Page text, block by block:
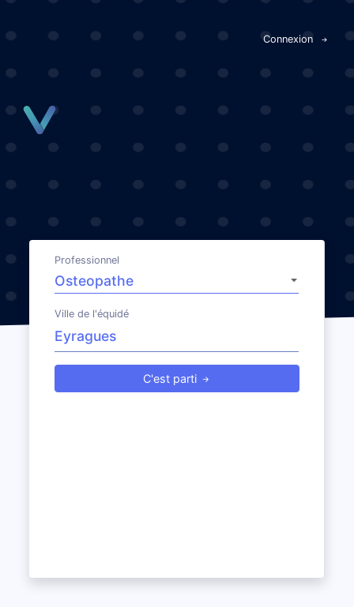
Connexion
Professionnel
Ville de l'équidé
C'est parti